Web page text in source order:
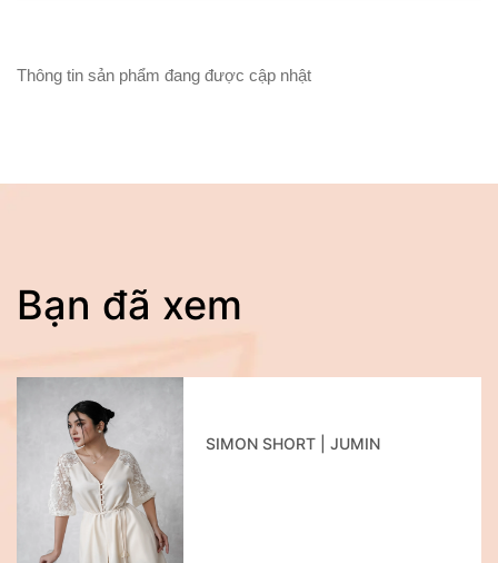
Thông tin sản phẩm đang được cập nhật
Bạn đã xem
SIMON SHORT | JUMIN